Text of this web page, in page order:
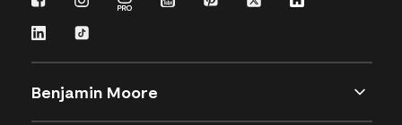
Benjamin Moore